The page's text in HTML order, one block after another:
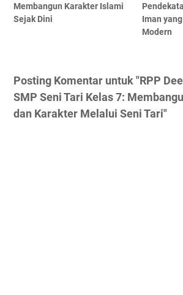
Membangun Karakter Islami
Sejak Dini
Iman
Modern
Posting Komentar untuk "RPP
SMP Seni Tari Kelas 7:
dan Karakter Melalui Seni Tari"